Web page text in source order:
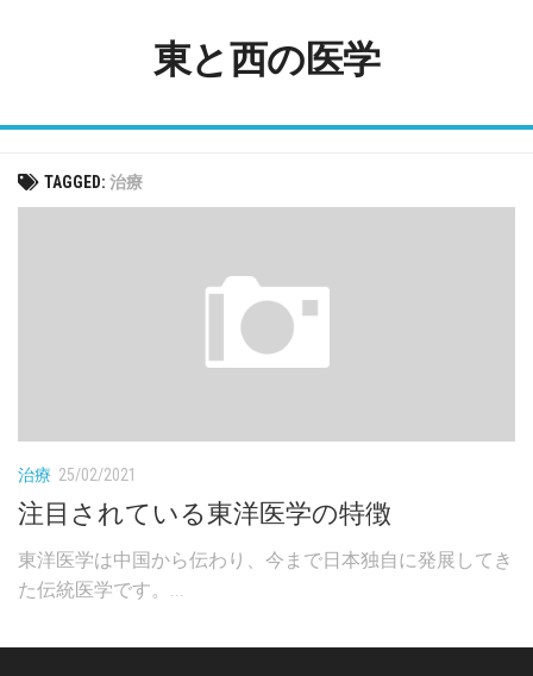
東と西の医学
TAGGED: 治療
治療 25/02/2021
注目されている東洋医学の特徴
東洋医学は中国から伝わり、今まで日本独自に発展してき
た伝統医学です。...